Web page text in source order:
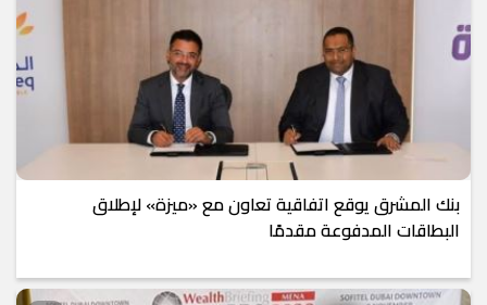
بنك المشرق يوقع اتفاقية تعاون مع «ميزة» لإطلاق
البطاقات المدفوعة مقدمًا